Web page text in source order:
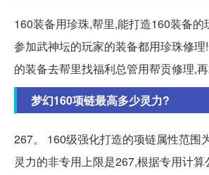
160装备用珍珠,帮里,能打造160装备的
参加武神坛的玩家的装备都用珍珠修
的装备去帮里找福利总管用帮贡修理,再
梦幻160项链最高多少灵力?
267。 160级强化打造的项链属性范围
灵力的非专用上限是267,根据专用计